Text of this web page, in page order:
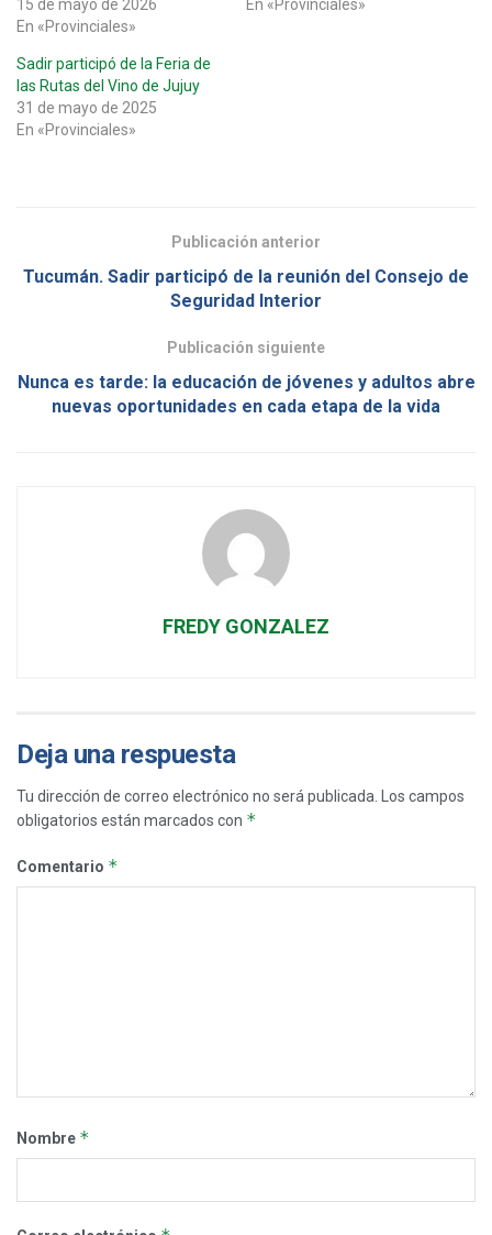
15 de mayo de 2026
En «Provinciales»
En «Provinciales»
Sadir participó de la Feria de
las Rutas del Vino de Jujuy
31 de mayo de 2025
En «Provinciales»
Publicación anterior
Tucumán. Sadir participó de la reunión del Consejo de
Seguridad Interior
Publicación siguiente
Nunca es tarde: la educación de jóvenes y adultos abre
nuevas oportunidades en cada etapa de la vida
FREDY GONZALEZ
Deja una respuesta
Tu dirección de correo electrónico no será publicada. Los campos
obligatorios están marcados con *
Comentario *
Nombre *